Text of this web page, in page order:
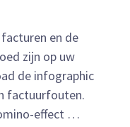
en de
zijn op uw
de infographic
factuurfouten.
effect …